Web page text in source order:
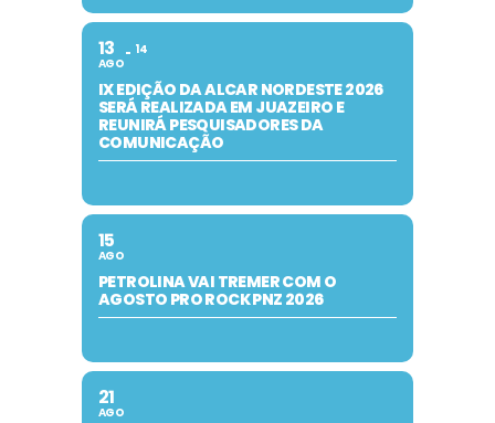
13
AGO
14
IX EDIÇÃO DA ALCAR NORDESTE 2026
SERÁ REALIZADA EM JUAZEIRO E
REUNIRÁ PESQUISADORES DA
COMUNICAÇÃO
15
AGO
PETROLINA VAI TREMER COM O
AGOSTO PRO ROCK PNZ 2026
21
AGO